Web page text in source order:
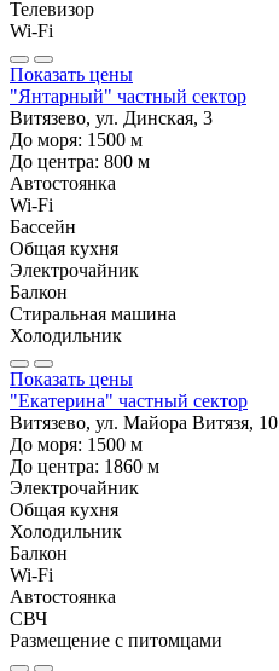
Телевизор
Wi-Fi
Показать цены
"Янтарный" частный сектор
Витязево, ул. Динская, 3
До моря: 1500 м
До центра: 800 м
Автостоянка
Wi-Fi
Бассейн
Общая кухня
Электрочайник
Балкон
Стиральная машина
Холодильник
Показать цены
"Екатерина" частный сектор
Витязево, ул. Майора Витязя, 10
До моря: 1500 м
До центра: 1860 м
Электрочайник
Общая кухня
Холодильник
Балкон
Wi-Fi
Автостоянка
СВЧ
Размещение с питомцами